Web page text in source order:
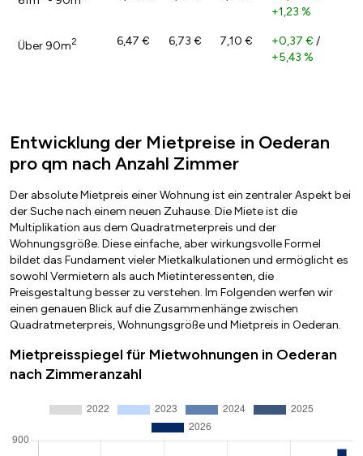
+1,23 %
Über 90m2 6,47 € 6,73 € 7,10 € +0,37 € /
+5,43 %
Entwicklung der Mietpreise in Oederan
pro qm nach Anzahl Zimmer
Der absolute Mietpreis einer Wohnung ist ein zentraler Aspekt bei
der Suche nach einem neuen Zuhause. Die Miete ist die
Multiplikation aus dem Quadratmeterpreis und der
Wohnungsgröße. Diese einfache, aber wirkungsvolle Formel
bildet das Fundament vieler Mietkalkulationen und ermöglicht es
sowohl Vermietern als auch Mietinteressenten, die
Preisgestaltung besser zu verstehen. Im Folgenden werfen wir
einen genauen Blick auf die Zusammenhänge zwischen
Quadratmeterpreis, Wohnungsgröße und Mietpreis in Oederan.
Mietpreisspiegel für Mietwohnungen in Oederan
nach Zimmeranzahl